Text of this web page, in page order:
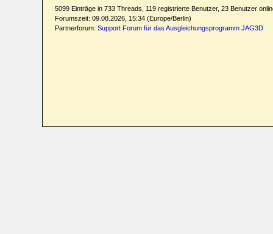
5099 Einträge in 733 Threads, 119 registrierte Benutzer, 23 Benutzer
Forumszeit: 09.08.2026, 15:34 (Europe/Berlin)
Partnerforum: Support Forum für das Ausgleichungsprogramm JAG3D